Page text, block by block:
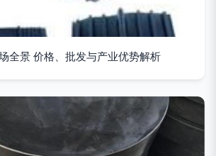
全景 价格、批发与产业优势解析